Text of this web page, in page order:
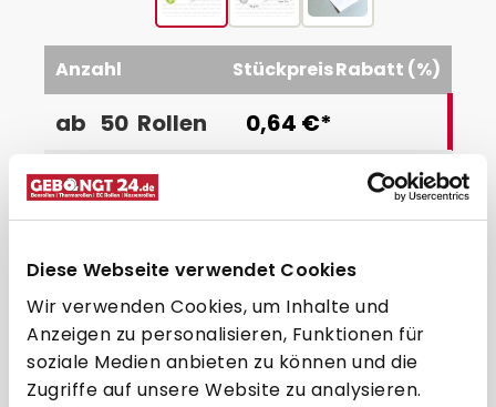
Diese Webseite verwendet Cookies
Wir verwenden Cookies, um Inhalte und
Anzeigen zu personalisieren, Funktionen für
soziale Medien anbieten zu können und die
Zugriffe auf unsere Website zu analysieren.
Anzahl StückpreisRabatt (%)
ab 50 Rollen 0,64 €*
ab 150 Rollen -10.9%
ab 1200 Rollen 0,43 €* -32.8%
ab 2000 Rollen 0,39 €* -39.1%